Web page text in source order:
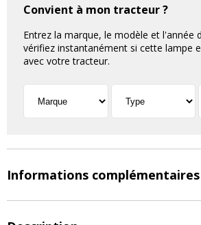
Convient à mon tracteur ?
Entrez la marque, le modèle et l'année
vérifiez instantanément si cette lampe
avec votre tracteur.
Informations complémentaires